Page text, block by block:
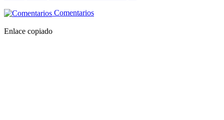
Comentarios
Enlace copiado